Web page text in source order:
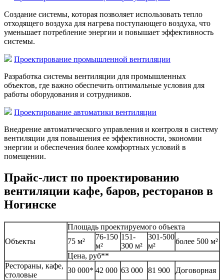
Создание системы, которая позволяет использовать тепло
отходящего воздуха для нагрева поступающего воздуха, что
уменьшает потребление энергии и повышает эффективность
системы.
Проектирование промышленной вентиляции
Разработка системы вентиляции для промышленных
объектов, где важно обеспечить оптимальные условия для
работы оборудования и сотрудников.
Проектирование автоматики вентиляции
Внедрение автоматического управления и контроля в систему
вентиляции для повышения ее эффективности, экономии
энергии и обеспечения более комфортных условий в
помещении.
Прайс-лист по проектированию
вентиляции кафе, баров, ресторанов в
Ногинске
Объекты
Площадь проектируемого объекта
75 м²
76-150
м²
151-
300 м²
301-500
м²
более 500 м²
Цена, руб**
Рестораны, кафе,
столовые
30 000* 42 000 63 000 81 900 Договорная